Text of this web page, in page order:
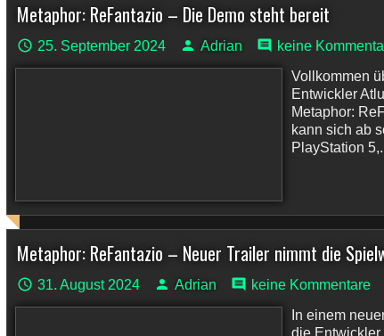
Metaphor: ReFantazio – Die Demo steht bereit
25. September 2024 Adrian
keine
Vollkommen
Entwickler
Metaphor:
kann sich ab
PlayStation
Metaphor: ReFantazio – Neuer Trailer nimmt die
31. August 2024 Adrian
keine Kommentare
In einem
die